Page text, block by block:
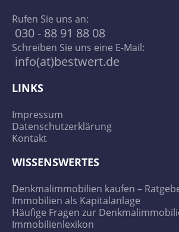
Rufen Sie uns an:
030 - 88 91 88 08
Schreiben Sie uns eine E-Mail:
info(at)bestwert.de
LINKS
Impressum
Datenschutzerklärung
Kontakt
WISSENSWERTES
Denkmalimmobilien kaufen –
Immobilien als Kapitalanlage
Häufige Fragen zur
Immobilienlexikon